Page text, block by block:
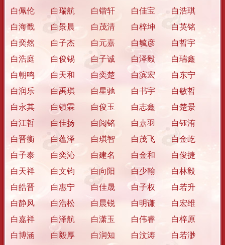
白佩伦 白瑞航 白锴轩 白佳宝 白浩琪
白海戬 白景晨 白茂清 白梓坤 白英铭
白奕然 白子杰 白元嘉 白毓彦 白哲宇
白浩庭 白俊锡 白子诚 白泽毅 白瑞鑫
白朝鸣 白天和 白奕楚 白滨宏 白东宁
白润乐 白禹琪 白星驰 白书宇 白敏哲
白永其 白镇霖 白俊玉 白志鑫 白楚景
白江哲 白佳扬 白阅铭 白嘉羽 白钰洧
白晋衡 白蕴泽 白琪智 白茂飞 白金屹
白子泰 白奕沁 白建名 白金和 白俊捷
白天祥 白文钧 白向阳 白少翰 白林毅
白皓晋 白惠宁 白佳晟 白子权 白若升
白静风 白浩松 白晨锐 白明谦 白宏维
白嘉祥 白泽航 白潇玉 白伟睿 白梓原
白博涵 白毅厚 白润知 白汶涛 白若渺